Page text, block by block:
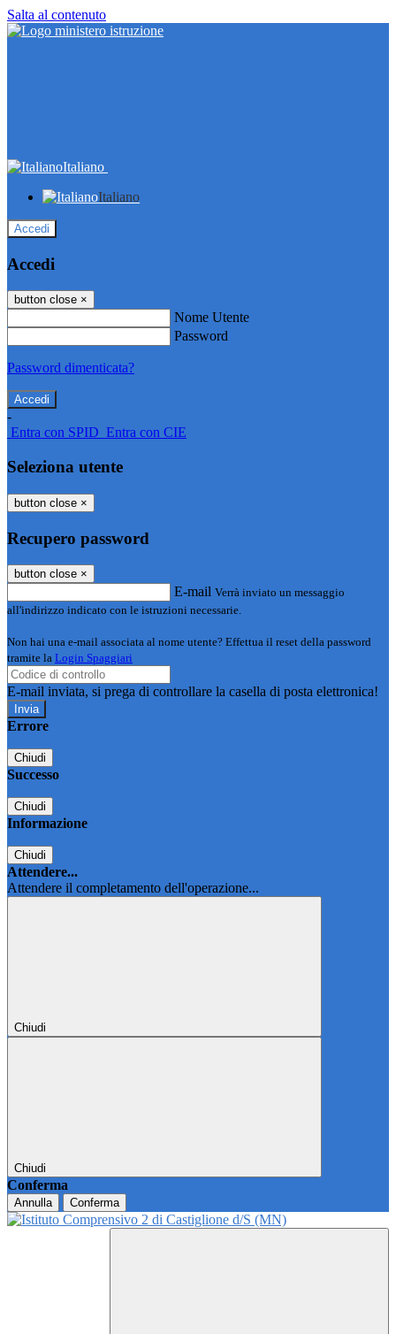
Salta al contenuto
Italiano
Italiano
Accedi
Accedi
button close ×
Nome Utente
Password
Password dimenticata?
-
Entra con SPID Entra con CIE
Seleziona utente
button close ×
Recupero password
button close ×
E-mail Verrà inviato un messaggio
all'indirizzo indicato con le istruzioni necessarie.
Non hai una e-mail associata al nome utente? Effettua il reset della password
tramite la Login Spaggiari
E-mail inviata, si prega di controllare la casella di posta elettronica!
Errore
Chiudi
Successo
Chiudi
Informazione
Chiudi
Attendere...
Attendere il completamento dell'operazione...
Chiudi
Chiudi
Conferma
Annulla Conferma